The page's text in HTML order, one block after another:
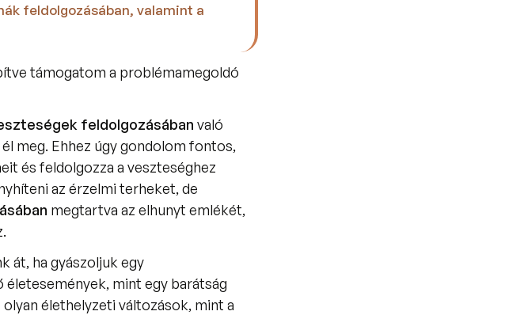
feldolgozásában, valamint a
támogatom a problémamegoldó
feldolgozásában való
meg. Ehhez úgy gondolom fontos,
és feldolgozza a veszteséghez
az érzelmi terheket, de
megtartva az elhunyt emlékét,
át, ha gyászoljuk egy
mint egy barátság
élethelyzeti változások, mint a